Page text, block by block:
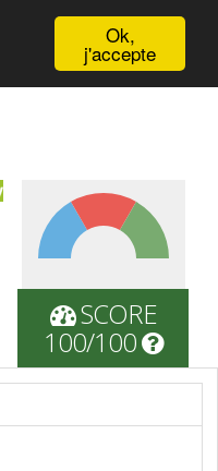
Ok,
j'accepte
SCORE
100/100